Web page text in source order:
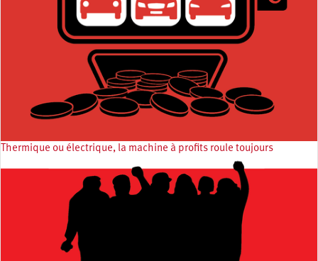
Thermique ou électrique, la machine à profits roule toujours